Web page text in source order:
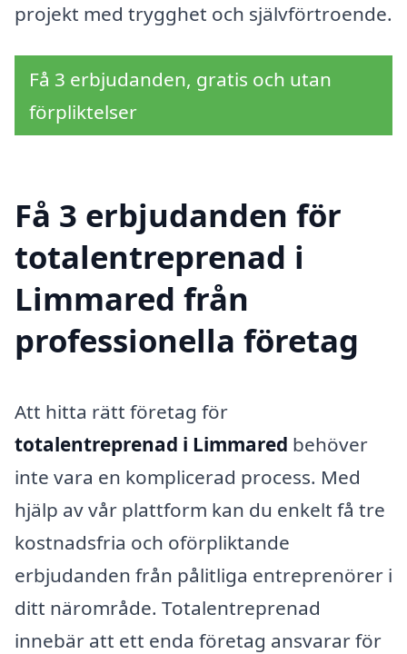
projekt med trygghet och självförtroende.
Få 3 erbjudanden, gratis och utan
förpliktelser
Få 3 erbjudanden för
totalentreprenad i
Limmared från
professionella företag
Att hitta rätt företag för
totalentreprenad i Limmared behöver
inte vara en komplicerad process. Med
hjälp av vår plattform kan du enkelt få tre
kostnadsfria och oförpliktande
erbjudanden från pålitliga entreprenörer i
ditt närområde. Totalentreprenad
innebär att ett enda företag ansvarar för